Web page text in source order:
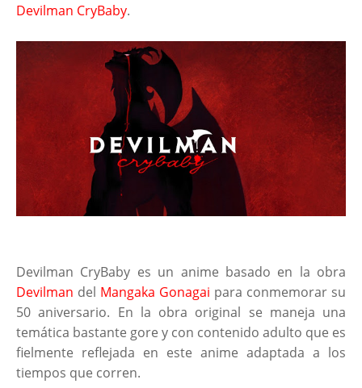
Devilman CryBaby.
Devilman CryBaby es un anime basado en la obra
Devilman del Mangaka Gonagai para conmemorar su
50 aniversario. En la obra original se maneja una
temática bastante gore y con contenido adulto que es
fielmente reflejada en este anime adaptada a los
tiempos que corren.